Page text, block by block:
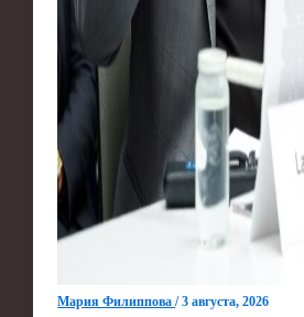
Мария Филиппова/3 августа, 2026